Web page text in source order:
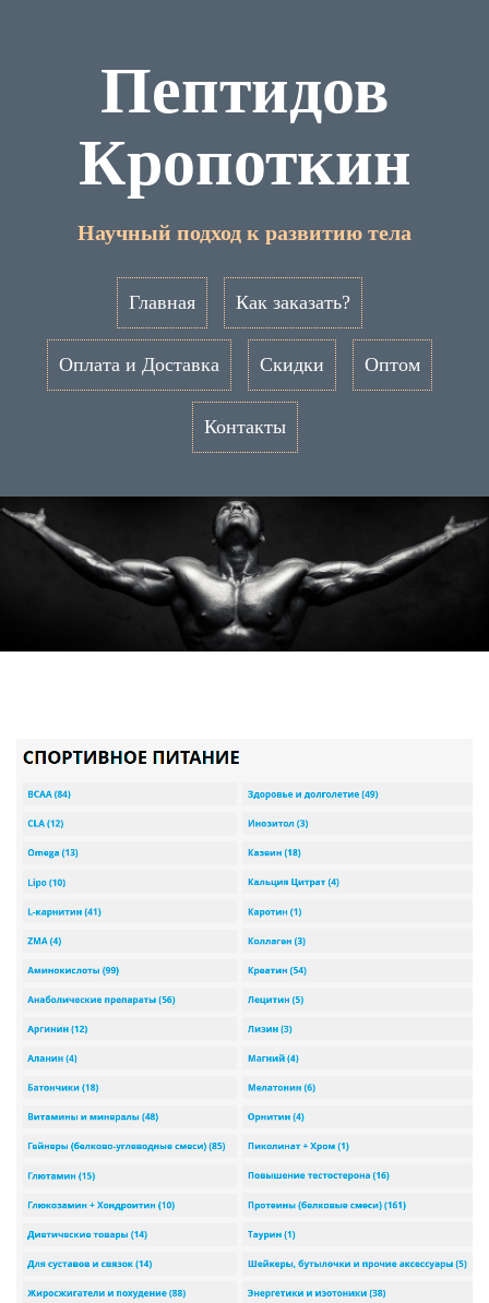
Пептидов
Кропоткин
Научный подход к развитию тела
Главная Как заказать?
Оплата и Доставка Скидки Оптом
Контакты